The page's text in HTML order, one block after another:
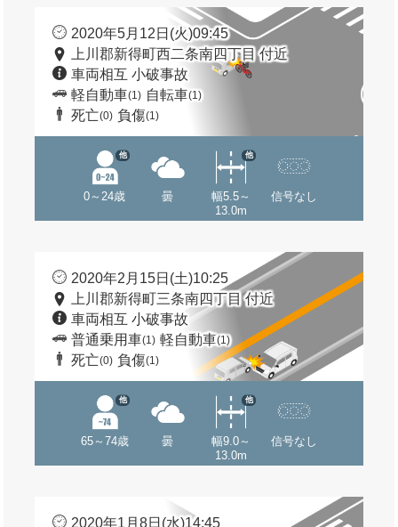
2020年5月12日(火)09:45
上川郡新得町西二条南四丁目 付近
車両相互 小破事故
軽自動車(1) 自転車(1)
死亡(0) 負傷(1)
0～24歳
他
曇
幅5.5～
13.0m
他
信号なし
2020年2月15日(土)10:25
上川郡新得町三条南四丁目 付近
車両相互 小破事故
普通乗用車(1) 軽自動車(1)
死亡(0) 負傷(1)
65～74歳
他
曇
幅9.0～
13.0m
他
信号なし
2020年1月8日(水)14:45